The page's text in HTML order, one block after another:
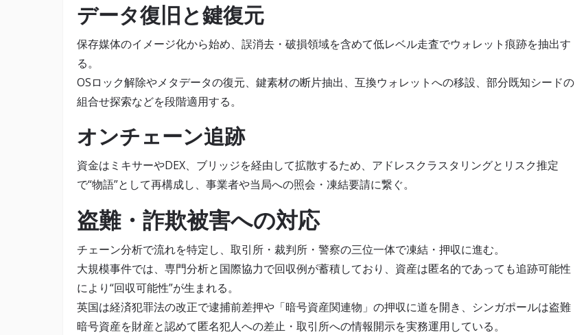
データ復旧と鍵復元
保存媒体のイメージ化から始め、誤消去・破損領域を含めて低レベル走査でウォレット痕跡を抽出す
る。
OSロック解除やメタデータの復元、鍵素材の断片抽出、互換ウォレットへの移設、部分既知シードの
組合せ探索などを段階適用する。
オンチェーン追跡
資金はミキサーやDEX、ブリッジを経由して拡散するため、アドレスクラスタリングとリスク推定
で“物語”として再構成し、事業者や当局への照会・凍結要請に繋ぐ。
盗難・詐欺被害への対応
チェーン分析で流れを特定し、取引所・裁判所・警察の三位一体で凍結・押収に進む。
大規模事件では、専門分析と国際協力で回収例が蓄積しており、資産は匿名的であっても追跡可能性
により“回収可能性”が生まれる。
英国は経済犯罪法の改正で逮捕前差押や「暗号資産関連物」の押収に道を開き、シンガポールは盗難
暗号資産を財産と認めて匿名犯人への差止・取引所への情報開示を実務運用している。